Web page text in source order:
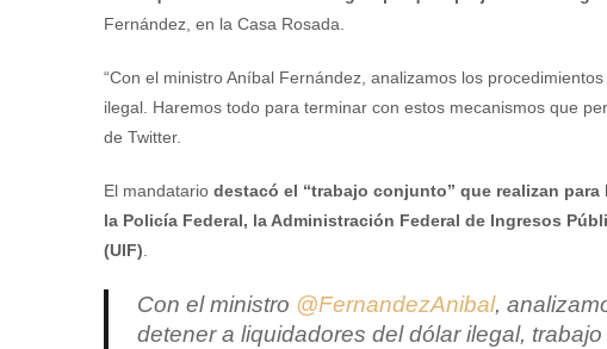
Fernández, en la Casa Rosada.
“Con el ministro Aníbal Fernández, analizamos los
ilegal. Haremos todo para terminar con estos mecanismos que
de Twitter.
El mandatario destacó el “trabajo conjunto” que realizan
la Policía Federal, la Administración Federal de Ingresos
(UIF).
Con el ministro @FernandezAnibal,
detener a liquidadores del dólar ilegal,